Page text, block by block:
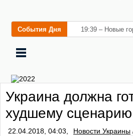
События Дня 19:39 – Новые
флебологии: в
открылся
Украина должна
худшему
22.04.2018, 04:03, Новости Украины